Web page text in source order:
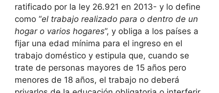
ratificado por la ley 26.921 en 2013- y lo define
como “el trabajo realizado para o dentro de un
hogar o varios hogares”, y obliga a los países a
fijar una edad mínima para el ingreso en el
trabajo doméstico y estipula que, cuando se
trate de personas mayores de 15 años pero
menores de 18 años, el trabajo no deberá